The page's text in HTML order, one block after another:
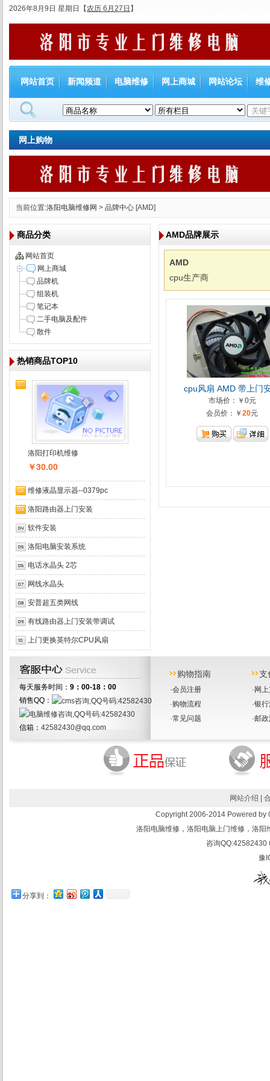
2026年8月9日 星期日 【农历 6月27日 】
网站首页 新闻频道 电脑维修 网上商城 网站论坛 维
网上购物
当前位置:洛阳电脑维修网 > 品牌中心 [AMD]
商品分类
网站首页
网上商城
品牌机
组装机
笔记本
二手电脑及配件
散件
热销商品TOP10
洛阳打印机维修
￥30.00
维修液晶显示器--0379pc
洛阳路由器上门安装
软件安装
洛阳电脑安装系统
电话水晶头 2芯
网线水晶头
安普超五类网线
有线路由器上门安装带调试
上门更换英特尔CPU风扇
AMD品牌展示
AMD
cpu生产商
cpu风扇 AMD 带上门
市场价：￥0元
会员价：￥20元
每天服务时间： 9：00-18：00
销售QQ：
信箱： 42582430@qq.com
购物指南
·会员注册
·购物流程
·常见问题
支
· 网
·银
·邮
网站介绍
Copyright 2006-2014 Powered by
洛阳电脑维修，洛阳电脑上门维修，洛
咨询
豫
分享到：